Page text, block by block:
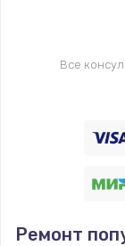
Все
Ремонт